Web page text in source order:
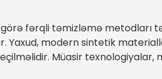
fərqli təmizləmə metodları
Yaxud, modern sintetik
Müasir texnologiyalar,